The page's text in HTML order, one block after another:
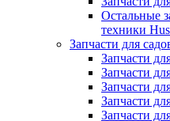
Остальные
техники
Запчасти для
Запчасти
Запчасти
Запчасти
Запчасти
Запчасти